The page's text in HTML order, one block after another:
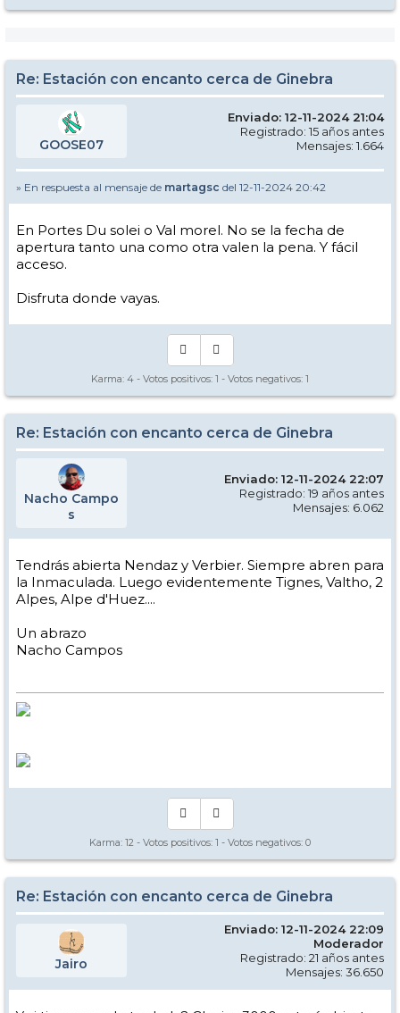
Re: Estación con encanto cerca de Ginebra
GOOSE07
Enviado: 12-11-2024 21:04
Registrado: 15 años antes
Mensajes: 1.664
» En respuesta al mensaje de martagsc del 12-11-2024 20:42
En Portes Du solei o Val morel. No se la fecha de
apertura tanto una como otra valen la pena. Y fácil
acceso.
Disfruta donde vayas.
Karma: 4 - Votos positivos: 1 - Votos negativos: 1
Re: Estación con encanto cerca de Ginebra
Nacho Campo
s
Enviado: 12-11-2024 22:07
Registrado: 19 años antes
Mensajes: 6.062
Tendrás abierta Nendaz y Verbier. Siempre abren para
la Inmaculada. Luego evidentemente Tignes, Valtho, 2
Alpes, Alpe d'Huez....
Un abrazo
Nacho Campos
Karma: 12 - Votos positivos: 1 - Votos negativos: 0
Re: Estación con encanto cerca de Ginebra
Jairo
Enviado: 12-11-2024 22:09
Moderador
Registrado: 21 años antes
Mensajes: 36.650